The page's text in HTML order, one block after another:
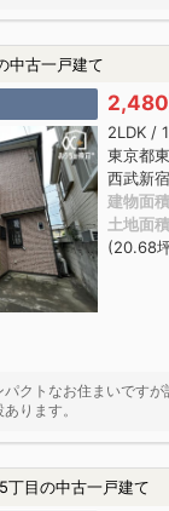
中古一戸建て
2,480
2LDK /
東京都
西武新
建物面積
土地面積
(20.68
クトなお住まいです
ります。
丁目の中古一戸建て